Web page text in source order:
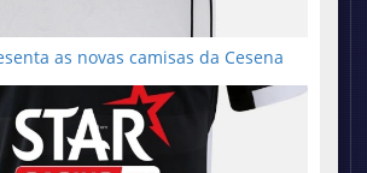
as novas camisas da Cesena